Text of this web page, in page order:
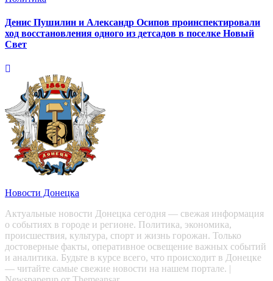
Денис Пушилин и Александр Осипов проинспектировали
ход восстановления одного из детсадов в поселке Новый
Свет
Новости Донецка
Актуальные новости Донецка сегодня — свежая информация
о событиях в городе и регионе. Политика, экономика,
происшествия, культура, спорт и жизнь горожан. Только
достоверные факты, оперативное освещение важных событий
и аналитика. Будьте в курсе всего, что происходит в Донецке
— читайте самые свежие новости на нашем портале. |